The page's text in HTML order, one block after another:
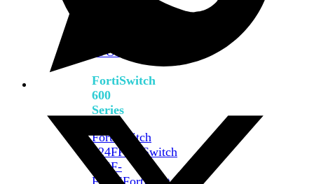
FPOE
FortiSwitch
600
Series
FortiSwitch
624FFortiSwitch
624F-
FPOEFortiSwitch